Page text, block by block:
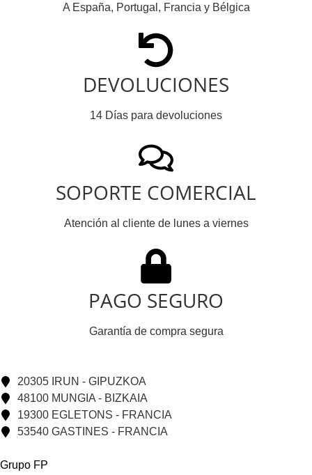
A España, Portugal, Francia y Bélgica
DEVOLUCIONES
14 Días para devoluciones
SOPORTE COMERCIAL
Atención al cliente de lunes a viernes
PAGO SEGURO
Garantía de compra segura
20305 IRUN - GIPUZKOA
48100 MUNGIA - BIZKAIA
19300 EGLETONS - FRANCIA
53540 GASTINES - FRANCIA
Grupo FP